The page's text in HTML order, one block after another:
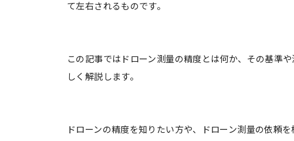
て左右されるものです。
この記事ではドローン測量の精度とは何か、その基準
しく解説します。
ドローンの精度を知りたい方や、ドローン測量の依頼